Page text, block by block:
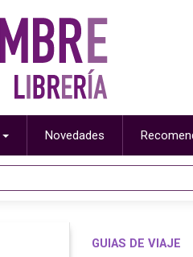
Novedades
GUIAS DE VIAJE